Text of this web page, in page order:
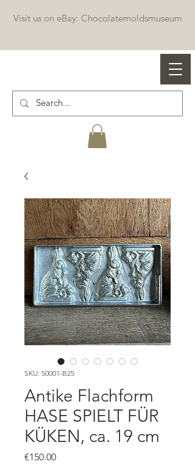
Professional chocolate molds
Visit us on eBay: Chocolatemoldsmuseum
SKU: 50001-B25
Antike Flachform
HASE SPIELT FÜR
KÜKEN, ca. 19 cm
€150.00Price